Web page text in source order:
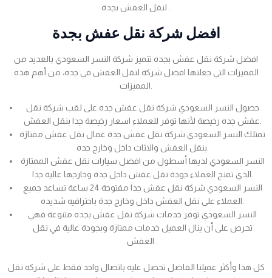
افضل شركة نقل عفش بجدة
افضل شركة نقل عفش بجده تتميز شركة النسر السعودي بالعديد من
المميزات التي جعلتها افضل شركة لنقل العفش في جده، من أهم هذه
حصول النسر السعودي شركة نقل عفش جده على لقب شركة نقل
تمتلك النسر السعودي شركة نقل عفش جدة عمال نقل عفش ممتازة
النسر السعودي لديها أسطول من افضل سيارات نقل عفش الممتازة
النسر السعودي شركة نقل عفش جدا مفتوحة 24 ساعة تساعد جميع
النسر السعودي توفر خدمات شركة نقل عفش بجده متنوعة فهي
تحرص على أن ينال العميل خدمات ممتازة وبجودة عالية في نقل
كل هذا وأكثر عميلنا الفاضل تحصل عليه باتصال واحد فقط على شركه نقل